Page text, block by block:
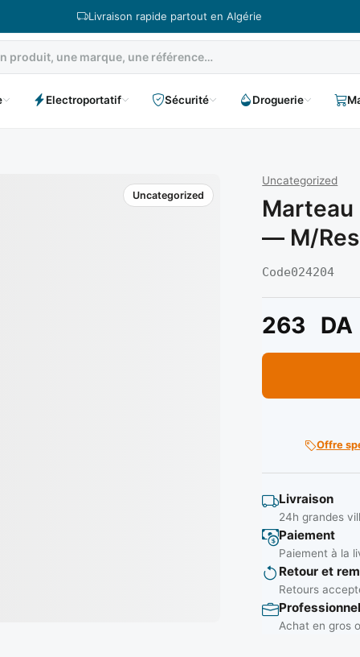
Livraison rapide partout en Algérie
Electroportatif Sécurité Droguerie
Uncategorized
Uncategorized
— M/
Code024204
263 DA
Offre
Livraison
24h grandes
Paiement
Paiement à la
Retour et
Retours
Achat en gros